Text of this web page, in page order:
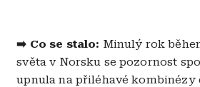
➡️ Co se stalo: Minulý rok
světa v Norsku se pozornost
upnula na přiléhavé kombinézy